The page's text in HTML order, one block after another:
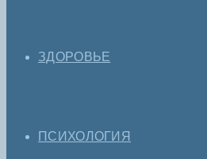
ЗДОРОВЬЕ
ПСИХОЛОГИЯ